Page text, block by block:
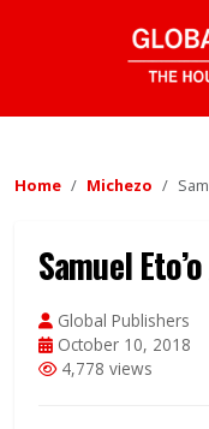
Home Michezo
Samuel
Global Publishers
October 10, 2018
4,778 views